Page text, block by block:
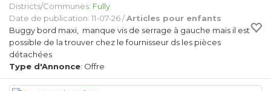
Districts/Communes: Fully
Date de publication: 11-07-26 /Articles pour enfants
Buggy bord maxi, manque vis de serrage à gauche mais il est
possible de la trouver chez le fournisseur ds les pièces
détachées
Type d'Annonce: Offre